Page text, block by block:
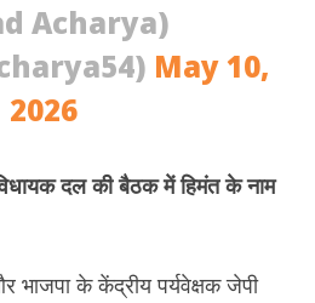
Acharya)
May 10,
2026
दल की बैठक में हिमंत के नाम
के केंद्रीय पर्यवेक्षक जेपी